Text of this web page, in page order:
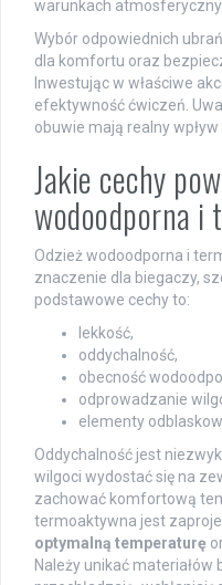
warunkach
Wybór odpowiednich
dla komfortu oraz
Inwestując w właściwe
efektywność ćwiczeń.
obuwie mają realny
Jakie cechy
wodoodporna
Odzież wodoodporna i
znaczenie dla biegaczy,
podstawowe cechy to:
lekkość,
oddychalność,
obecność
odprowadzanie
elementy
Oddychalność jest
wilgoci wydostać się na
zachować komfortową
termoaktywna jest
optymalną temperaturę
Należy unikać materiałów